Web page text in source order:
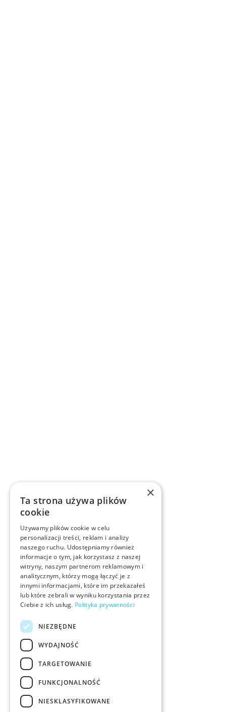
×
Ta strona używa plików
cookie
Używamy plików cookie w celu
personalizacji treści, reklam i analizy
naszego ruchu. Udostępniamy również
informacje o tym, jak korzystasz z naszej
witryny, naszym partnerom reklamowym i
analitycznym, którzy mogą łączyć je z
innymi informacjami, które im przekazałeś
lub które zebrali w wyniku korzystania przez
Ciebie z ich usług. Polityka prywatności
NIEZBĘDNE
WYDAJNOŚĆ
TARGETOWANIE
FUNKCJONALNOŚĆ
NIESKLASYFIKOWANE